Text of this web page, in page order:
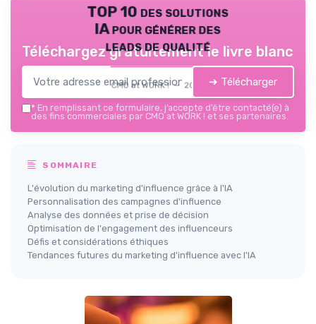
TOP 10 des solutions
IA pour générer des
leads de qualité
CMO at WORK ! — 2026
Téléchargez gratuitement le livre blanc
➔ Télécharger
* En remplissant ce formulaire, j’accepte d’être contacté(e) à
des fins commerciales par CMO at WORK ! et ses partenaires.
SOMMAIRE
L'évolution du marketing d'influence grâce à l'IA
Personnalisation des campagnes d'influence
Analyse des données et prise de décision
Optimisation de l'engagement des influenceurs
Défis et considérations éthiques
Tendances futures du marketing d'influence avec l'IA